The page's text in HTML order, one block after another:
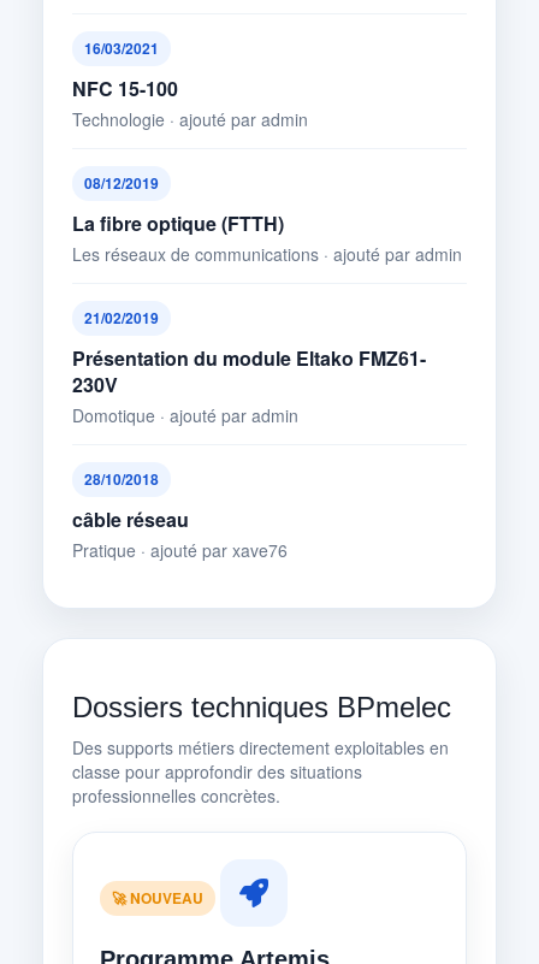
16/03/2021
NFC 15-100
Technologie · ajouté par admin
08/12/2019
La fibre optique (FTTH)
Les réseaux de communications · ajouté par admin
21/02/2019
Présentation du module Eltako FMZ61-
230V
Domotique · ajouté par admin
28/10/2018
câble réseau
Pratique · ajouté par xave76
Dossiers techniques BPmelec
Des supports métiers directement exploitables en
classe pour approfondir des situations
professionnelles concrètes.
🚀 NOUVEAU